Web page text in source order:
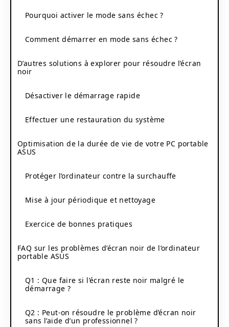
Pourquoi activer le mode sans échec ?
Comment démarrer en mode sans échec ?
D’autres solutions à explorer pour résoudre l’écran
noir
Désactiver le démarrage rapide
Effectuer une restauration du système
Optimisation de la durée de vie de votre PC portable
ASUS
Protéger l’ordinateur contre la surchauffe
Mise à jour périodique et nettoyage
Exercice de bonnes pratiques
FAQ sur les problèmes d’écran noir de l’ordinateur
portable ASUS
Q1 : Que faire si l’écran reste noir malgré le
démarrage ?
Q2 : Peut-on résoudre le problème d’écran noir
sans l’aide d’un professionnel ?